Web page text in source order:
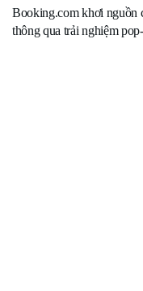
Booking.com khơi nguồn
thông qua trải nghiệm